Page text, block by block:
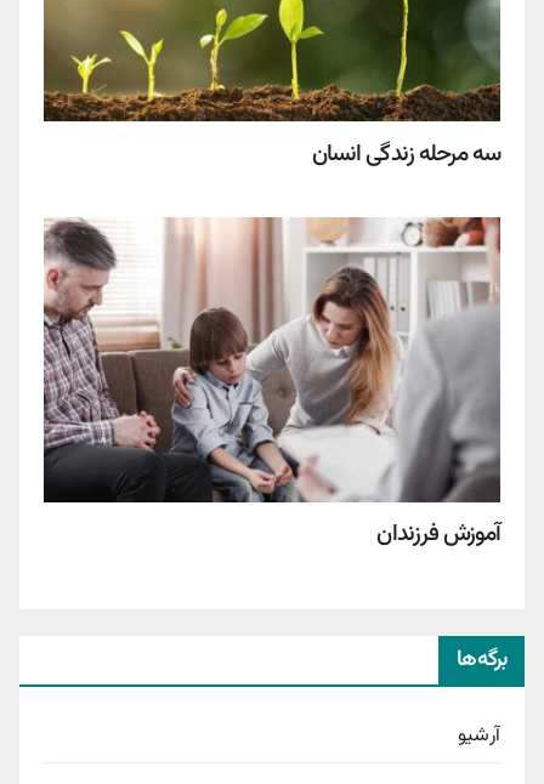
سه مرحله زندگی انسان
آموزش فرزندان
برگه‌ها
آرشیو